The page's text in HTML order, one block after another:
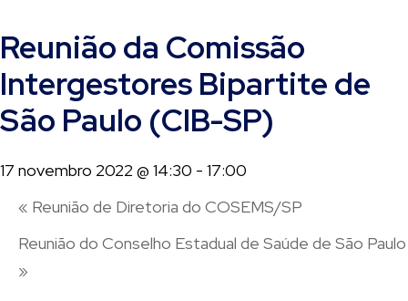
Reunião da Comissão
Intergestores Bipartite de
São Paulo (CIB-SP)
17 novembro 2022 @ 14:30 - 17:00
« Reunião de Diretoria do COSEMS/SP
Reunião do Conselho Estadual de Saúde de São Paulo
»